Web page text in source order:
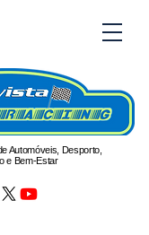
Automóveis, Desporto,
e Bem-Estar